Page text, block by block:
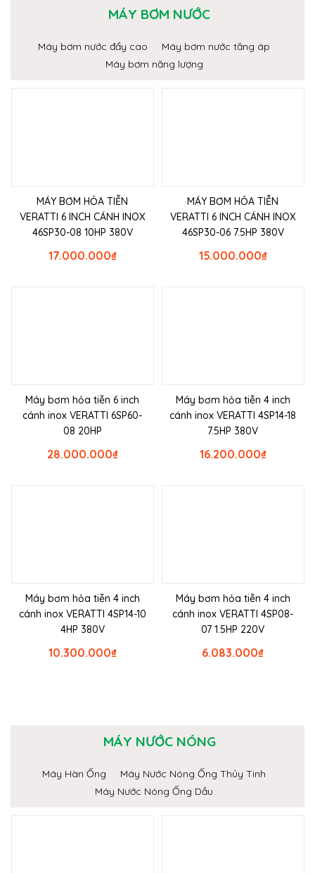
MÁY BƠM NƯỚC
Máy bơm nước đẩy cao
Máy bơm nước tăng áp
Máy bơm năng lượng
MÁY BƠM HỎA TIỄN
VERATTI 6 INCH CÁNH INOX
46SP30-08 10HP 380V
₫
17.000.000
MÁY BƠM HỎA TIỄN
VERATTI 6 INCH CÁNH INOX
46SP30-06 7.5HP 380V
₫
15.000.000
Máy bơm hỏa tiễn 6 inch
cánh inox VERATTI 6SP60-
08 20HP
₫
28.000.000
Máy bơm hỏa tiễn 4 inch
cánh inox VERATTI 4SP14-18
7.5HP 380V
₫
16.200.000
Máy bơm hỏa tiễn 4 inch
cánh inox VERATTI 4SP14-10
4HP 380V
₫
10.300.000
Máy bơm hỏa tiễn 4 inch
cánh inox VERATTI 4SP08-
07 1.5HP 220V
₫
6.083.000
MÁY NƯỚC NÓNG
Máy Hàn Ống
Máy Nước Nóng Ống Thủy Tinh
Máy Nước Nóng Ống Dầu